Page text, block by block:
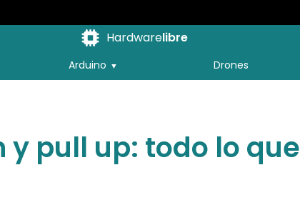
Hardwarelibre
Arduino Drones
pull up: todo lo que